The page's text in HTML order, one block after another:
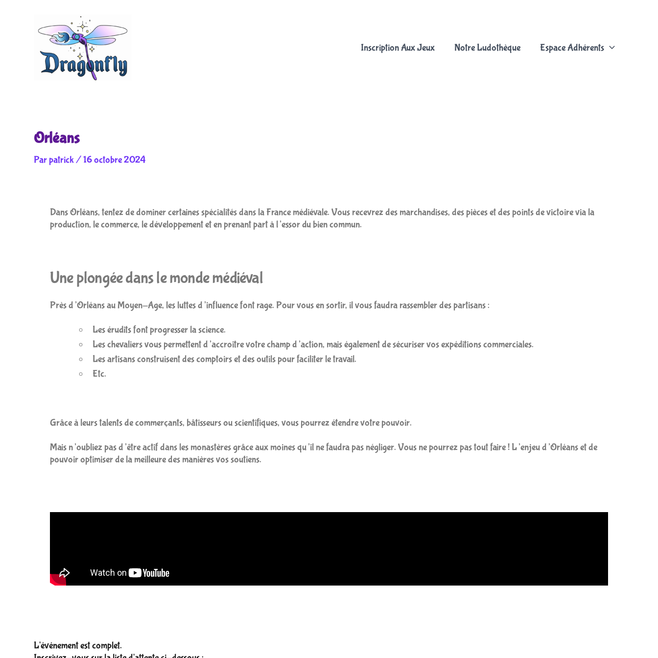
Inscription Aux Jeux
Notre Ludothèque Espace Adhérents
Orléans
Par patrick/16 octobre 2024
Dans Orléans, tentez de dominer certaines spécialités dans la France médiévale. Vous recevrez des marchandises, des pièces et des points de victoire via la
production, le commerce, le développement et en prenant part à l’essor du bien commun.
Une plongée dans le monde médiéval
Près d’Orléans au Moyen-Age, les luttes d’influence font rage. Pour vous en sortir, il vous faudra rassembler des partisans :
Les érudits font progresser la science.
Les chevaliers vous permettent d’accroître votre champ d’action, mais également de sécuriservos expéditions commerciales.
Les artisans construisent des comptoirs et des outils pour faciliter le travail.
Etc.
Grâce à leurs talents de commerçants, bâtisseurs ou scientifiques, vous pourrez étendre votre pouvoir.
Mais n’oubliez pas d’être actif dans les monastères grâce aux moines qu’il ne faudra pas négliger. Vous ne pourrez pas tout faire ! L’enjeu d’Orléans et de
pouvoir optimiser de la meilleure des manières vos soutiens.
L'événement est complet.